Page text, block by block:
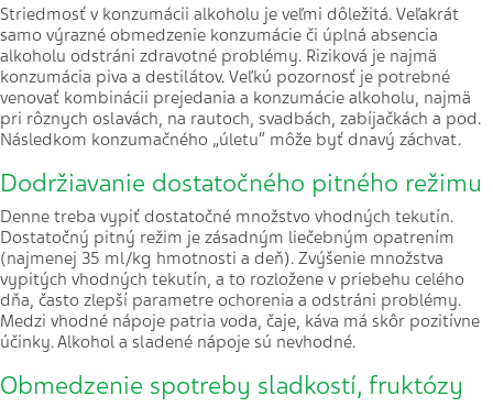
Striedmosť v konzumácii alkoholu je veľmi dôležitá. Veľakrát
samo výrazné obmedzenie konzumácie či úplná absencia
alkoholu odstráni zdravotné problémy. Riziková je najmä
konzumácia piva a destilátov. Veľkú pozornosť je potrebné
venovať kombinácii prejedania a konzumácie alkoholu, najmä
pri rôznych oslavách, na rautoch, svadbách, zabíjačkách a pod.
Následkom konzumačného „úletu“ môže byť dnavý záchvat.
Dodržiavanie dostatočného pitného režimu
Denne treba vypiť dostatočné množstvo vhodných tekutín.
Dostatočný pitný režim je zásadným liečebným opatrením
(najmenej 35 ml/kg hmotnosti a deň). Zvýšenie množstva
vypitých vhodných tekutín, a to rozložene v priebehu celého
dňa, často zlepší parametre ochorenia a odstráni problémy.
Medzi vhodné nápoje patria voda, čaje, káva má skôr pozitívne
účinky. Alkohol a sladené nápoje sú nevhodné.
Obmedzenie spotreby sladkostí, fruktózy